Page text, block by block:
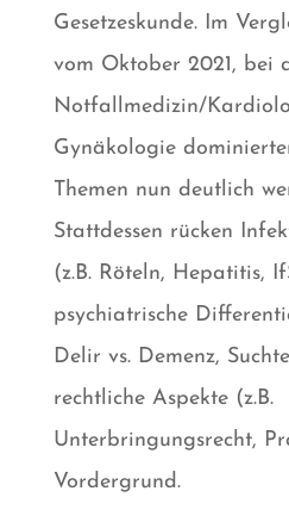
Gesetzeskunde. Im
vom Oktober 2021, bei
Notfallmedizin/
Gynäkologie
Themen nun deutlich
Stattdessen rücken
(z.B. Röteln, Hepatitis,
psychiatrische
Delir vs. Demenz,
rechtliche Aspekte (z.B.
Unterbringungsrecht,
Vordergrund.